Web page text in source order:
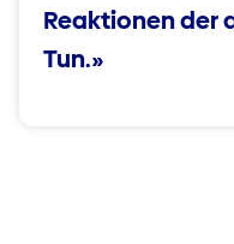
Reaktionen der
Tun.»